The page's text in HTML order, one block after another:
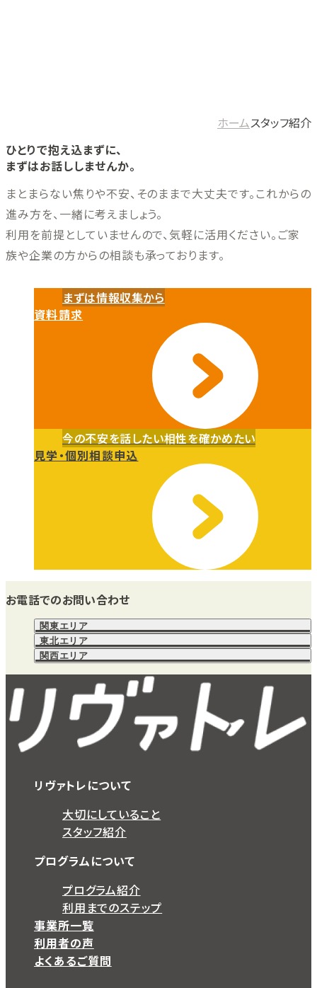
ホームスタッフ紹介
ひとりで抱え込まずに、
まずはお話ししませんか。
まとまらない焦りや不安、そのままで大丈夫です。これからの
進み方を、一緒に考えましょう。
利用を前提としていませんので、気軽に活用ください。ご家
族や企業の方からの相談も承っております。
まずは情報収集から
資料請求
今の不安を話したい相性を確かめたい
見学・個別相談申込
お電話でのお問い合わせ
関東エリア
東北エリア
関西エリア
リヴァトレについて
大切にしていること
スタッフ紹介
プログラムについて
プログラム紹介
利用までのステップ
事業所一覧
利用者の声
よくあるご質問